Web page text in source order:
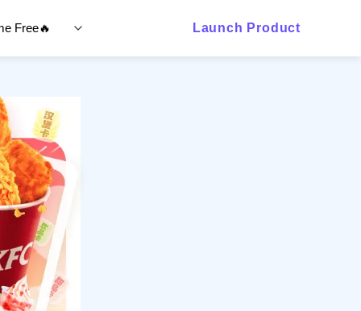
Free🔥 Launch Product